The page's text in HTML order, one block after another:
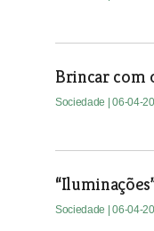
Brincar com
Sociedade | 06-04-
Sociedade | 06-04-